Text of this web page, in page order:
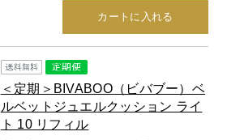
カートに入れる
＜定期＞BIVABOO（ビバブー）ベ
ルベットジュエルクッション ライ
ト 10 リフィル